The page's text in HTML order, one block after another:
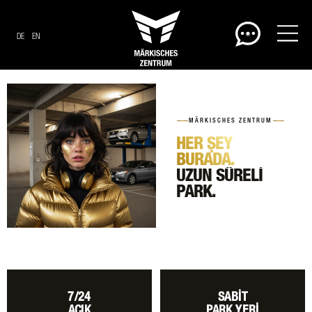
DE EN
MÄRKISCHES ZENTRUM
HER ŞEY
BURADA.
UZUN SÜRELİ
PARK.
7/24
SABİT